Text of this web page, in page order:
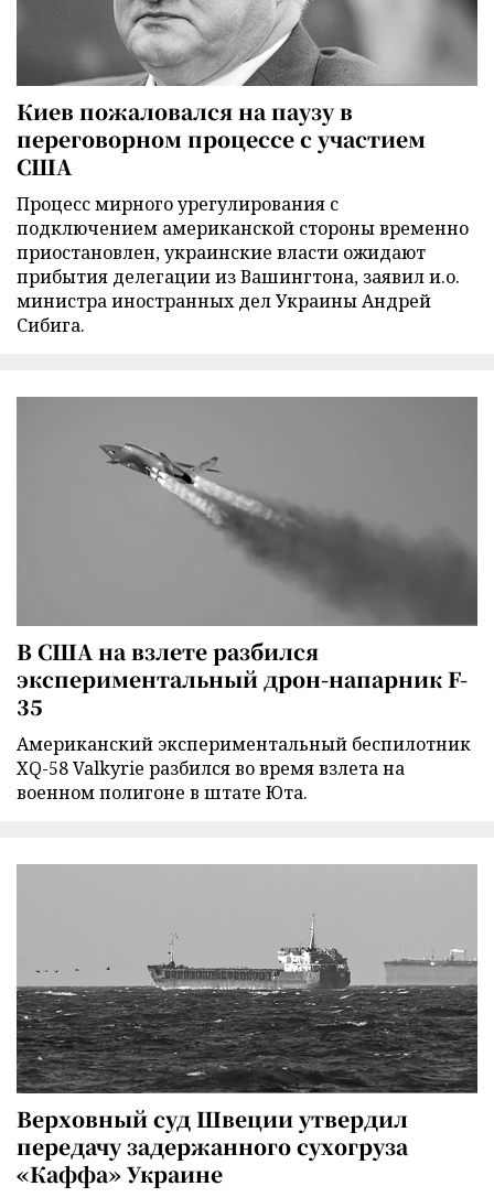
Киев пожаловался на паузу в
переговорном процессе с участием
США
Процесс мирного урегулирования с
подключением американской стороны временно
приостановлен, украинские власти ожидают
прибытия делегации из Вашингтона, заявил и.о.
министра иностранных дел Украины Андрей
Сибига.
В США на взлете разбился
экспериментальный дрон-напарник F-
35
Американский экспериментальный беспилотник
XQ-58 Valkyrie разбился во время взлета на
военном полигоне в штате Юта.
Верховный суд Швеции утвердил
передачу задержанного сухогруза
«Каффа» Украине